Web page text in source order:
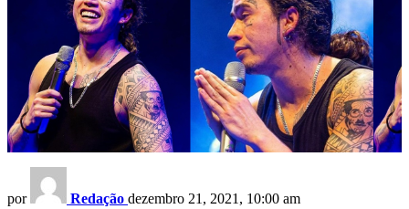
por Redação dezembro 21, 2021, 10:00 am